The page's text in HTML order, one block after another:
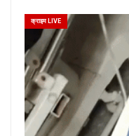
क्राइम LIVE